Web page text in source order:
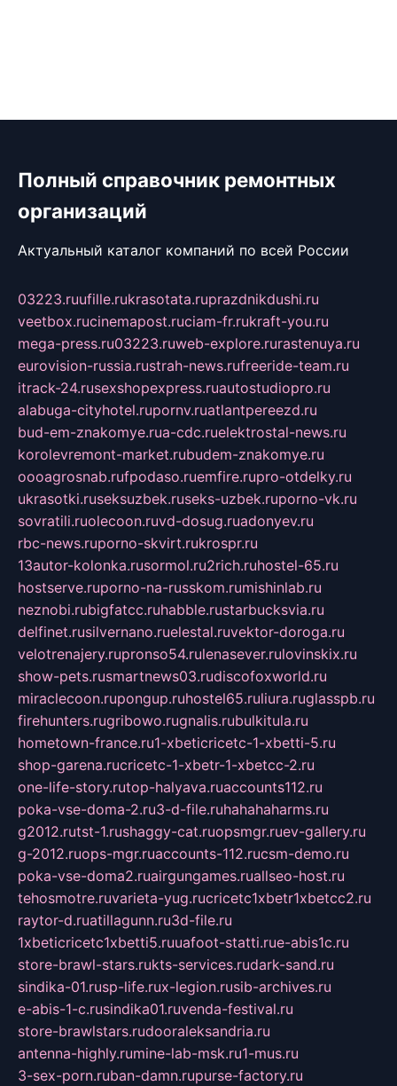
Полный справочник ремонтных
организаций
Актуальный каталог компаний по всей России
03223.ruufille.rukrasotata.ruprazdnikdushi.ru
veetbox.rucinemapost.ruciam-fr.rukraft-you.ru
mega-press.ru03223.ruweb-explore.rurastenuya.ru
eurovision-russia.rustrah-news.rufreeride-team.ru
itrack-24.rusexshopexpress.ruautostudiopro.ru
alabuga-cityhotel.rupornv.ruatlantpereezd.ru
bud-em-znakomye.rua-cdc.ruelektrostal-news.ru
korolevremont-market.rubudem-znakomye.ru
oooagrosnab.rufpodaso.ruemfire.rupro-otdelky.ru
ukrasotki.ruseksuzbek.ruseks-uzbek.ruporno-vk.ru
sovratili.ruolecoon.ruvd-dosug.ruadonyev.ru
rbc-news.ruporno-skvirt.rukrospr.ru
13autor-kolonka.rusormol.ru2rich.ruhostel-65.ru
hostserve.ruporno-na-russkom.rumishinlab.ru
neznobi.rubigfatcc.ruhabble.rustarbucksvia.ru
delfinet.rusilvernano.ruelestal.ruvektor-doroga.ru
velotrenajery.rupronso54.rulenasever.rulovinskix.ru
show-pets.rusmartnews03.rudiscofoxworld.ru
miraclecoon.rupongup.ruhostel65.ruliura.ruglasspb.ru
firehunters.rugribowo.rugnalis.rubulkitula.ru
hometown-france.ru1-xbeticricetc-1-xbetti-5.ru
shop-garena.rucricetc-1-xbetr-1-xbetcc-2.ru
one-life-story.rutop-halyava.ruaccounts112.ru
poka-vse-doma-2.ru3-d-file.ruhahahaharms.ru
g2012.rutst-1.rushaggy-cat.ruopsmgr.ruev-gallery.ru
g-2012.ruops-mgr.ruaccounts-112.rucsm-demo.ru
poka-vse-doma2.ruairgungames.ruallseo-host.ru
tehosmotre.ruvarieta-yug.rucricetc1xbetr1xbetcc2.ru
raytor-d.ruatillagunn.ru3d-file.ru
1xbeticricetc1xbetti5.ruuafoot-statti.rue-abis1c.ru
store-brawl-stars.rukts-services.rudark-sand.ru
sindika-01.rusp-life.rux-legion.rusib-archives.ru
e-abis-1-c.rusindika01.ruvenda-festival.ru
store-brawlstars.rudooraleksandria.ru
antenna-highly.rumine-lab-msk.ru1-mus.ru
3-sex-porn.ruban-damn.rupurse-factory.ru